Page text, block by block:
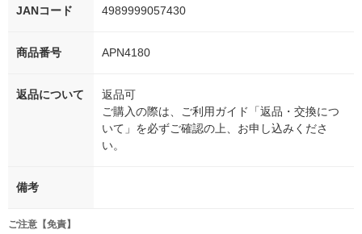
JANコード 4989999057430
商品番号 APN4180
返品について
返品可
ご購入の際は、ご利用ガイド「返品・交換につ
いて」を必ずご確認の上、お申し込みくださ
い。
備考
ご注意【免責】